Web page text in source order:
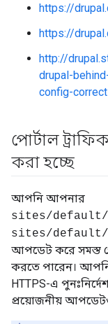
https://
https://
http://
drupal-
config-correct
পোর্টাল
করা হচ্ছে
আপনি আপনার
sites/
sites/default/
আপডেট করে সমস্ত
করতে পারেন।
HTTPS-এ
প্রয়োজনীয়